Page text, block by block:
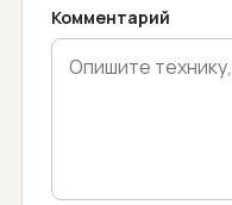
Комментарий